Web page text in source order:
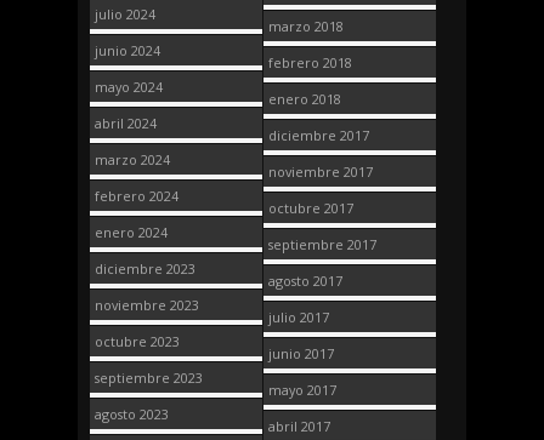
julio 2024
junio 2024
mayo 2024
abril 2024
marzo 2024
febrero 2024
enero 2024
diciembre 2023
noviembre 2023
octubre 2023
septiembre 2023
agosto 2023
marzo 2018
febrero 2018
enero 2018
diciembre 2017
noviembre 2017
octubre 2017
septiembre 2017
agosto 2017
julio 2017
junio 2017
mayo 2017
abril 2017